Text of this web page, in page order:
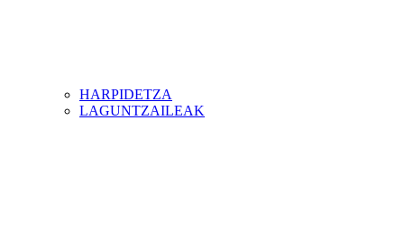
HARPIDETZA
LAGUNTZAILEAK